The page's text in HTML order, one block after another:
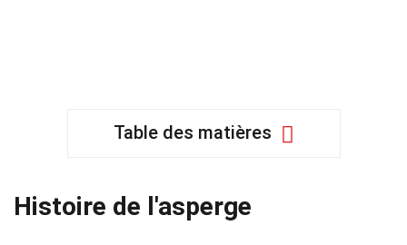
Table des matières
Histoire de l'asperge